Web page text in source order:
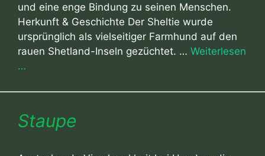
und eine enge Bindung zu seinen Menschen.
Herkunft & Geschichte Der Sheltie wurde
ursprünglich als vielseitiger Farmhund auf den
rauen Shetland-Inseln gezüchtet. … Weiterlesen
…
Staupe